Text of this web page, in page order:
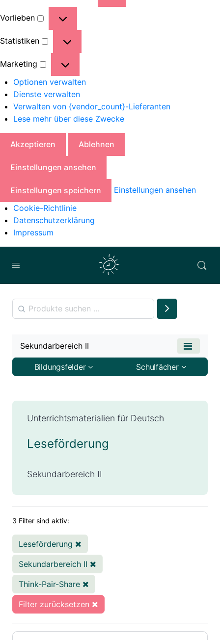
Vorlieben
Statistiken
Marketing
Optionen verwalten
Dienste verwalten
Verwalten von {vendor_count}-Lieferanten
Lese mehr über diese Zwecke
Akzeptieren Ablehnen
Einstellungen ansehen
Einstellungen speichern
Einstellungen ansehen
Cookie-Richtlinie
Datenschutzerklärung
Impressum
Unterrichtsmaterialien für Deutsch
Leseförderung
Sekundarbereich II
3 Filter sind aktiv:
Leseförderung
Sekundarbereich II
Think-Pair-Share
Filter zurücksetzen
Sekundarbereich II
Bildungsfelder Schulfächer